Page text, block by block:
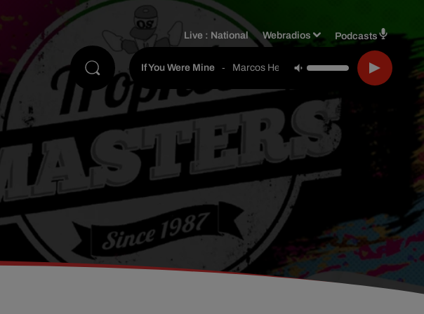
Live : National Webradios Podcasts
If You Were Mine - Marcos Hernandez